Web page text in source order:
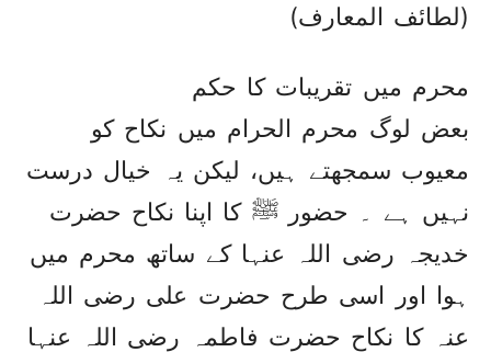
(لطائف المعارف)
محرم میں تقریبات کا حکم
بعض لوگ محرم الحرام میں نکاح کو
معیوب سمجھتے ہیں، لیکن یہ خیال درست
نہیں ہے ۔ حضور ﷺ کا اپنا نکاح حضرت
خدیجہ رضی اللہ عنہا کے ساتھ محرم میں
ہوا اور اسی طرح حضرت علی رضی اللہ
عنہ کا نکاح حضرت فاطمہ رضی اللہ عنہا